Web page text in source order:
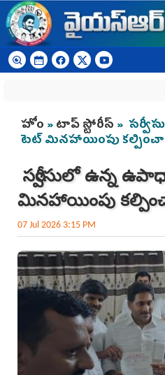
Skip to main content
You are here
హోం »టాప్ స్టోరీస్ »
టెట్‌ మినహాయింపు
సర్వీసులో ఉన్న
మినహాయింపు
07 Jul 2026 3:15 PM